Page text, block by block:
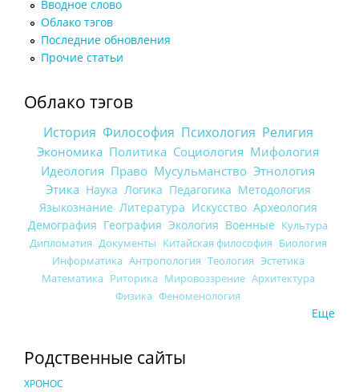
Вводное слово
Облако тэгов
Последние обновления
Прочие статьи
Облако тэгов
История Философия Психология Религия
Экономика Политика Социология Мифология
Идеология Право Мусульманство Этнология
Этика Наука Логика Педагогика Методология
Языкознание Литература Искусство Археология
Демография География Экология Военные Культура
Дипломатия Документы Китайская философия Биология
Информатика Антропология Теология Эстетика
Математика Риторика Мировоззрение Архитектура
Физика Феноменология
Еще
Родственные сайты
ХРОНОС